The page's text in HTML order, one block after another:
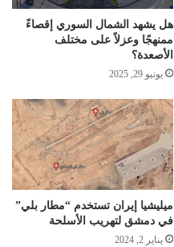
هل يشهد الشمال السوري إقصاءً
ممنهجًا وعزلاً على مختلف
الأصعدة؟
يونيو 29, 2025
ميليشيا إيران تستخدم “مطار بلي”
في دمشق لتهريب الأسلحة
يناير 2, 2024